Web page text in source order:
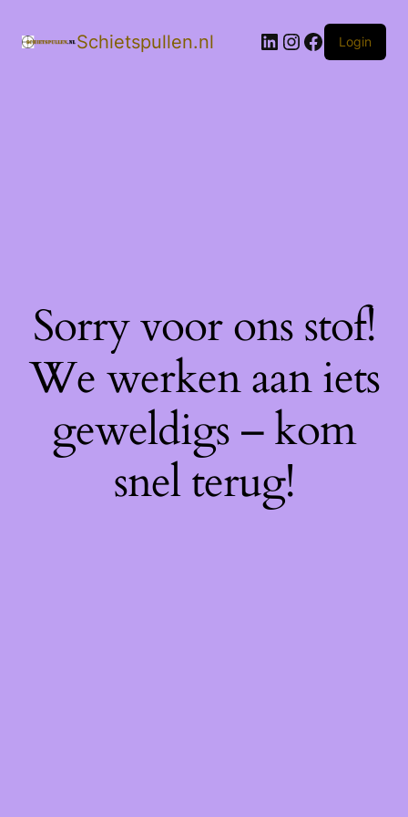
Schietspullen.nl LinkedIn
Instagram
Facebook
Login
Sorry voor ons stof!
We werken aan iets
geweldigs – kom
snel terug!